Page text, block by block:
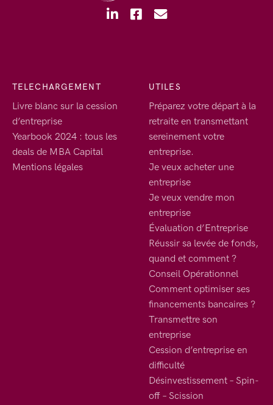
TELECHARGEMENT
Livre blanc sur la cession
d’entreprise
Yearbook 2024 : tous les
deals de MBA Capital
Mentions légales
UTILES
Préparez votre départ à la
retraite en transmettant
sereinement votre
entreprise.
Je veux acheter une
entreprise
Je veux vendre mon
entreprise
Évaluation d’Entreprise
Réussir sa levée de fonds,
quand et comment ?
Conseil Opérationnel
Comment optimiser ses
financements bancaires ?
Transmettre son
entreprise
Cession d’entreprise en
difficulté
Désinvestissement – Spin-
off – Scission